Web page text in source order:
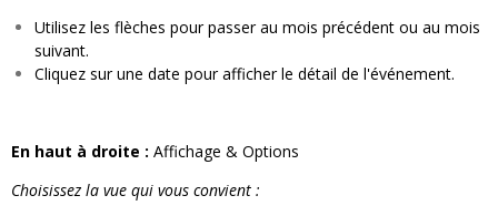
Utilisez les flèches pour passer au mois précédent ou au mois
suivant.
Cliquez sur une date pour afficher le détail de l'événement.
En haut à droite : Affichage & Options
Choisissez la vue qui vous convient :